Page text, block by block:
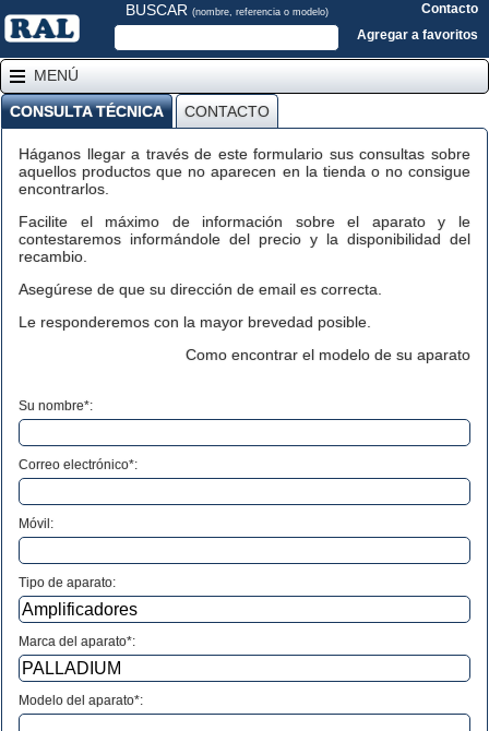
BUSCAR (nombre, referencia o modelo)
Contacto
Agregar a favoritos
MENÚ
CONSULTA TÉCNICA CONTACTO
Háganos llegar a través de este formulario sus consultas sobre
aquellos productos que no aparecen en la tienda o no consigue
encontrarlos.
Facilite el máximo de información sobre el aparato y le
contestaremos informándole del precio y la disponibilidad del
recambio.
Asegúrese de que su dirección de email es correcta.
Le responderemos con la mayor brevedad posible.
Como encontrar el modelo de su aparato
Su nombre*:
Correo electrónico*:
Móvil:
Tipo de aparato:
Marca del aparato*:
Modelo del aparato*: